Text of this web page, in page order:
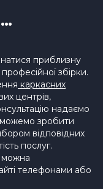
приблизну
професійної збірки.
каркасних
центрів,
надаємо
зробити
відповідних
послуг.
можна
телефонами або